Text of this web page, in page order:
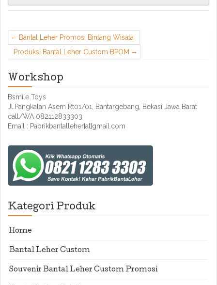
Bantal Leher Promosi Bintang Wisata
Produksi Bantal Leher Custom BPOM
Workshop
Bsmile Toys
Jl.Pangkalan Asem Rt01/01, Bantargebang, Bekasi Jawa Barat
call/WA 082112833303
Email : Pabrikbantalleher[at]gmail.com
Kategori Produk
Home
Bantal Leher Custom
Souvenir Bantal Leher Custom Promosi